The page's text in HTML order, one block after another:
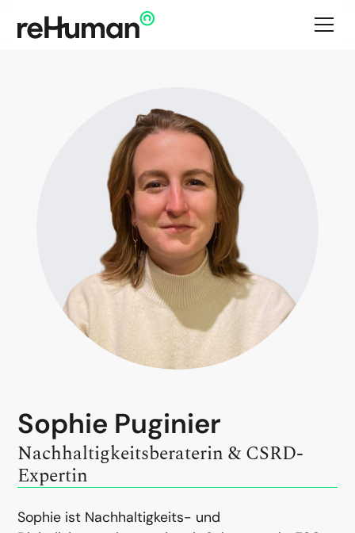
Sophie Puginier
Nachhaltigkeits­­beraterin & CSRD-
Expertin
Sophie ist Nachhaltigkeits- und